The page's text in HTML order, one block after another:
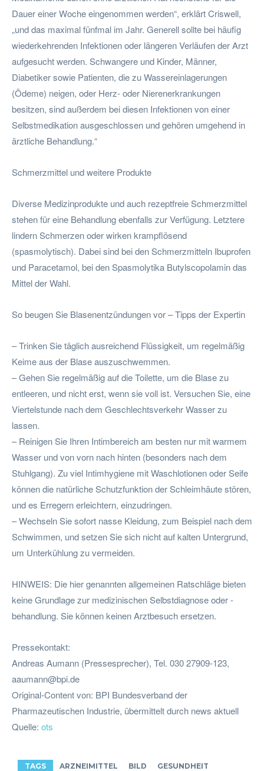
Dauer einer Woche eingenommen werden“, erklärt Criswell,
„und das maximal fünfmal im Jahr. Generell sollte bei häufig
wiederkehrenden Infektionen oder längeren Verläufen der Arzt
aufgesucht werden. Schwangere und Kinder, Männer,
Diabetiker sowie Patienten, die zu Wassereinlagerungen
(Ödeme) neigen, oder Herz- oder Nierenerkrankungen
besitzen, sind außerdem bei diesen Infektionen von einer
Selbstmedikation ausgeschlossen und gehören umgehend in
ärztliche Behandlung.“
Schmerzmittel und weitere Produkte
Diverse Medizinprodukte und auch rezeptfreie Schmerzmittel
stehen für eine Behandlung ebenfalls zur Verfügung. Letztere
lindern Schmerzen oder wirken krampflösend
(spasmolytisch). Dabei sind bei den Schmerzmitteln Ibuprofen
und Paracetamol, bei den Spasmolytika Butylscopolamin das
Mittel der Wahl.
So beugen Sie Blasenentzündungen vor – Tipps der Expertin
– Trinken Sie täglich ausreichend Flüssigkeit, um regelmäßig
Keime aus der Blase auszuschwemmen.
– Gehen Sie regelmäßig auf die Toilette, um die Blase zu
entleeren, und nicht erst, wenn sie voll ist. Versuchen Sie, eine
Viertelstunde nach dem Geschlechtsverkehr Wasser zu
lassen.
– Reinigen Sie Ihren Intimbereich am besten nur mit warmem
Wasser und von vorn nach hinten (besonders nach dem
Stuhlgang). Zu viel Intimhygiene mit Waschlotionen oder Seife
können die natürliche Schutzfunktion der Schleimhäute stören,
und es Erregern erleichtern, einzudringen.
– Wechseln Sie sofort nasse Kleidung, zum Beispiel nach dem
Schwimmen, und setzen Sie sich nicht auf kalten Untergrund,
um Unterkühlung zu vermeiden.
HINWEIS: Die hier genannten allgemeinen Ratschläge bieten
keine Grundlage zur medizinischen Selbstdiagnose oder -
behandlung. Sie können keinen Arztbesuch ersetzen.
Pressekontakt:
Andreas Aumann (Pressesprecher), Tel. 030 27909-123,
aaumann@bpi.de
Original-Content von: BPI Bundesverband der
Pharmazeutischen Industrie, übermittelt durch news aktuell
Quelle: ots
TAGS ARZNEIMITTEL BILD
GESUNDHEIT